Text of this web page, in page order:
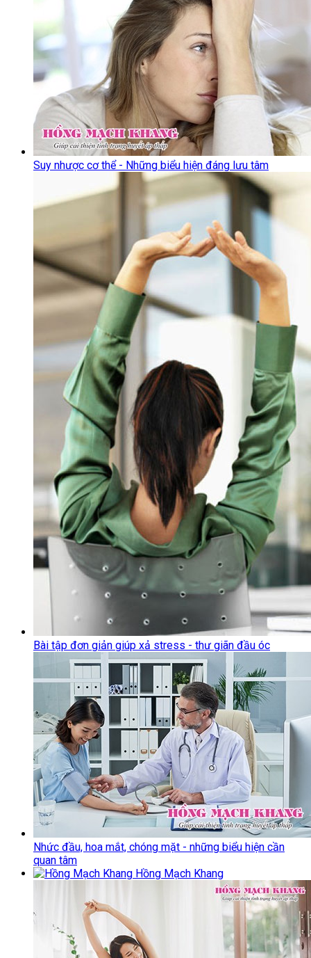
Suy nhược cơ thể - Những biểu hiện đáng lưu tâm
Bài tập đơn giản giúp xả stress - thư giãn đầu óc
Nhức đầu, hoa mắt, chóng mặt - những biểu hiện cần
quan tâm
Hồng Mạch Khang